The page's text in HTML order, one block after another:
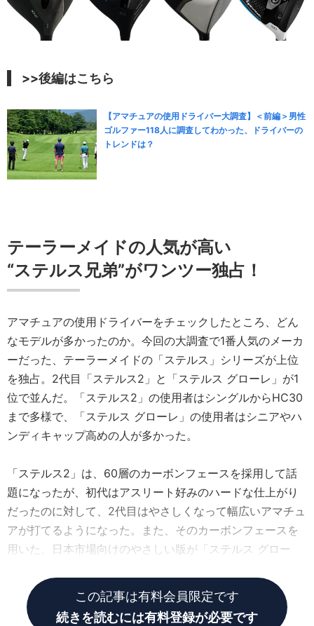
>>後編はこちら
【アマチュアの使用ドライバー大調査】＜前編＞男性
ゴルファー118人に調査してわかった、ドライバーの
トレンドは？
テーラーメイドの人気が高い
“ステルス兄弟”がワンツー独占！
アマチュアの使用ドライバーをチェックしたところ、どん
なモデルが多かったのか。今回の大調査で1番人気のメーカ
ーだった、テーラーメイドの「ステルス」シリーズが上位
を独占。2代目「ステルス2」と「ステルス グローレ」が1
位で並んだ。「ステルス2」の使用者はシングルからHC30
まで多様で、「ステルス グローレ」の使用者はシニアやハ
ンディキャップ高めの人が多かった。
「ステルス2」は、60層のカーボンフェースを採用して話
題になったが、初代はアスリート好みのハードな仕上がり
だったのに対して、2代目はやさしくなって幅広いアマチュ
アが打てるようになった。また、そのカーボンフェースを
用いた、日本市場向けのやさしい版が「ステルス グロー
この記事は有料会員限定です
続きを読むには有料登録が必要です